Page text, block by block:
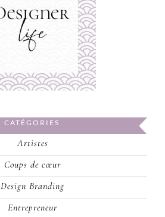
Artistes
Coups de cœur
Design Branding
Entrepreneur